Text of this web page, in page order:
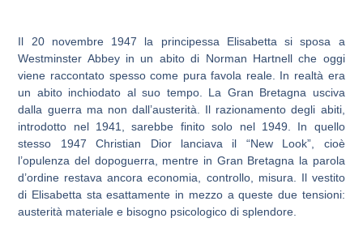
Il 20 novembre 1947 la principessa Elisabetta si sposa a
Westminster Abbey in un abito di Norman Hartnell che oggi
viene raccontato spesso come pura favola reale. In realtà era
un abito inchiodato al suo tempo. La Gran Bretagna usciva
dalla guerra ma non dall’austerità. Il razionamento degli abiti,
introdotto nel 1941, sarebbe finito solo nel 1949. In quello
stesso 1947 Christian Dior lanciava il “New Look”, cioè
l’opulenza del dopoguerra, mentre in Gran Bretagna la parola
d’ordine restava ancora economia, controllo, misura. Il vestito
di Elisabetta sta esattamente in mezzo a queste due tensioni:
austerità materiale e bisogno psicologico di splendore.